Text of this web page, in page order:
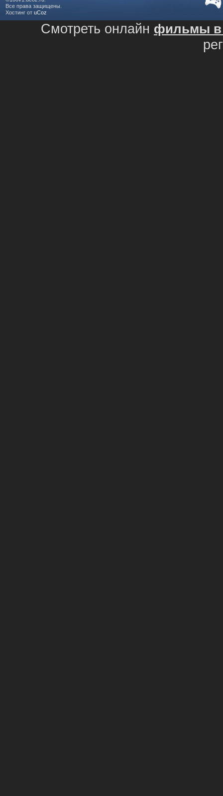
Все права защищены.
Хостинг от uCoz
Смотреть онлайн фильмы в